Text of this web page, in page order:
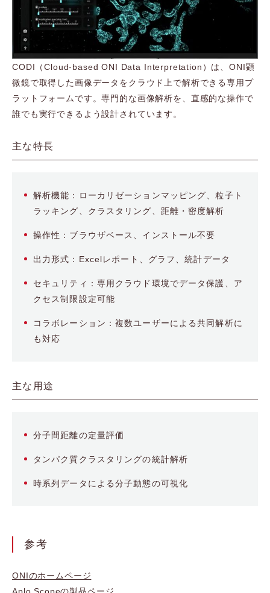
CODI（Cloud-based ONI Data Interpretation）は、ONI顕
微鏡で取得した画像データをクラウド上で解析できる専用プ
ラットフォームです。専門的な画像解析を、直感的な操作で
誰でも実行できるよう設計されています。
主な特長
解析機能：ローカリゼーションマッピング、粒子ト
ラッキング、クラスタリング、距離・密度解析
操作性：ブラウザベース、インストール不要
出力形式：Excelレポート、グラフ、統計データ
セキュリティ：専用クラウド環境でデータ保護、ア
クセス制限設定可能
コラボレーション：複数ユーザーによる共同解析に
も対応
主な用途
分子間距離の定量評価
タンパク質クラスタリングの統計解析
時系列データによる分子動態の可視化
参考
ONIのホームページ
Aplo Scopeの製品ページ